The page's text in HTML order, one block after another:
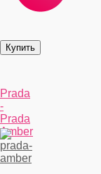
Prada
-
Prada
Amber